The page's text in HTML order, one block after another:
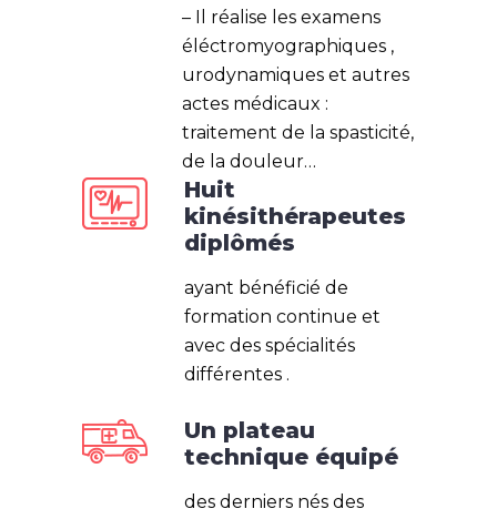
– Il réalise les examens
éléctromyographiques ,
urodynamiques et autres
actes médicaux :
traitement de la spasticité,
de la douleur…
Huit
kinésithérapeutes
diplômés
ayant bénéficié de
formation continue et
avec des spécialités
différentes .
Un plateau
technique équipé
des derniers nés des